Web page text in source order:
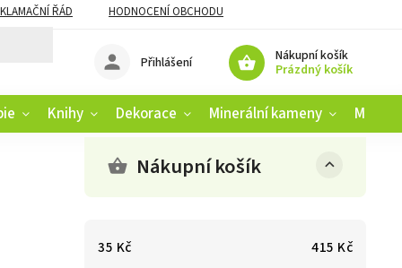
ŘÁD HODNOCENÍ OBCHODU
Nákupní košík
Prázdný košík
Přihlášení
Knihy Dekorace Minerální kameny
Nákupní košík
35 Kč 415 Kč